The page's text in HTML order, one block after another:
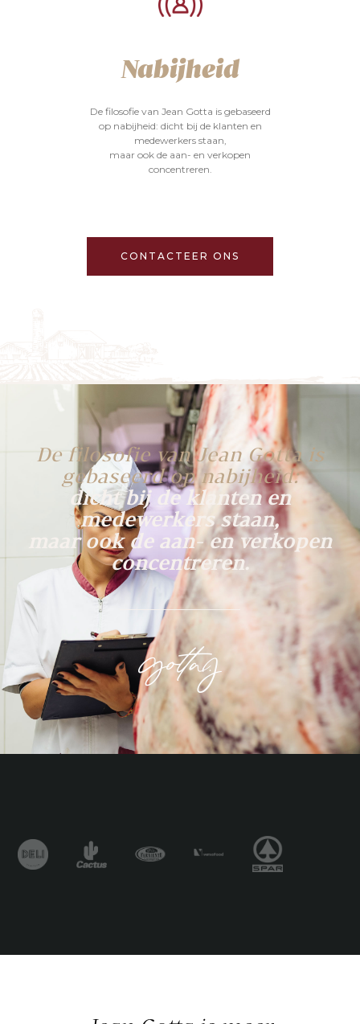
Nabijheid
De filosofie van Jean Gotta is gebaseerd
op nabijheid: dicht bij de klanten en
medewerkers staan,
maar ook de aan- en verkopen
concentreren.
CONTACTEER ONS
De filosofie van Jean Gotta is
gebaseerd op nabijheid:
dicht bij de klanten en
medewerkers staan,
maar ook de aan- en verkopen
concentreren.